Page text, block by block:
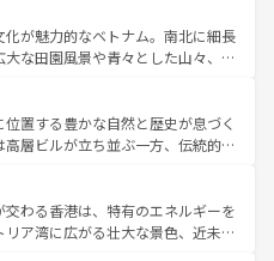
ーツなど、バラエティ豊かな料理
なお、新着の台湾情報は コンテンツ一覧を参
四季折々の自然美を楽しむことが
や焼肉、絶品のストリートフード
料理が待っている。夜には、韓国な
韓国の多彩な魅力を心ゆくまで味
ってみてほしい。 なお、新着の韓国情報はコンテンツ一
化が魅力的なベトナム。南北に細長
大な田園風景や青々とした山々、世
息づく。ハノイの古い町並みやホ
治時代の建物も、独特の雰囲気を
バラエティの豊かさとおいしさで
ー、ベトナムコーヒーなどは、ぜ
の地域を訪れてもあたたかい人々
ので、きっと忘れられない旅にな
置する豊かな自然と歴史が息づく
層ビルが立ち並ぶ一方、伝統的な
北部ではチェンマイなどの山岳地
部ではプーケットやクラビの美し
を楽しむことができる。タイ料理
わる香港は、特有のエネルギーを
ア湾に広がる壮大な景色、近未来